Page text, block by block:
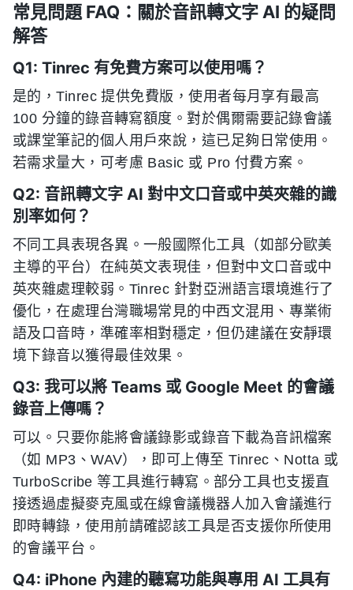
常見問題 FAQ：關於音訊轉文字 AI 的疑問
解答
Q1: Tinrec 有免費方案可以使用嗎？
是的，Tinrec 提供免費版，使用者每月享有最高
100 分鐘的錄音轉寫額度。對於偶爾需要記錄會議
或課堂筆記的個人用戶來說，這已足夠日常使用。
若需求量大，可考慮 Basic 或 Pro 付費方案。
Q2: 音訊轉文字 AI 對中文口音或中英夾雜的識
別率如何？
不同工具表現各異。一般國際化工具（如部分歐美
主導的平台）在純英文表現佳，但對中文口音或中
英夾雜處理較弱。Tinrec 針對亞洲語言環境進行了
優化，在處理台灣職場常見的中西文混用、專業術
語及口音時，準確率相對穩定，但仍建議在安靜環
境下錄音以獲得最佳效果。
Q3: 我可以將 Teams 或 Google Meet 的會議
錄音上傳嗎？
可以。只要你能將會議錄影或錄音下載為音訊檔案
（如 MP3、WAV），即可上傳至 Tinrec、Notta 或
TurboScribe 等工具進行轉寫。部分工具也支援直
接透過虛擬麥克風或在線會議機器人加入會議進行
即時轉錄，使用前請確認該工具是否支援你所使用
的會議平台。
Q4: iPhone 內建的聽寫功能與專用 AI 工具有